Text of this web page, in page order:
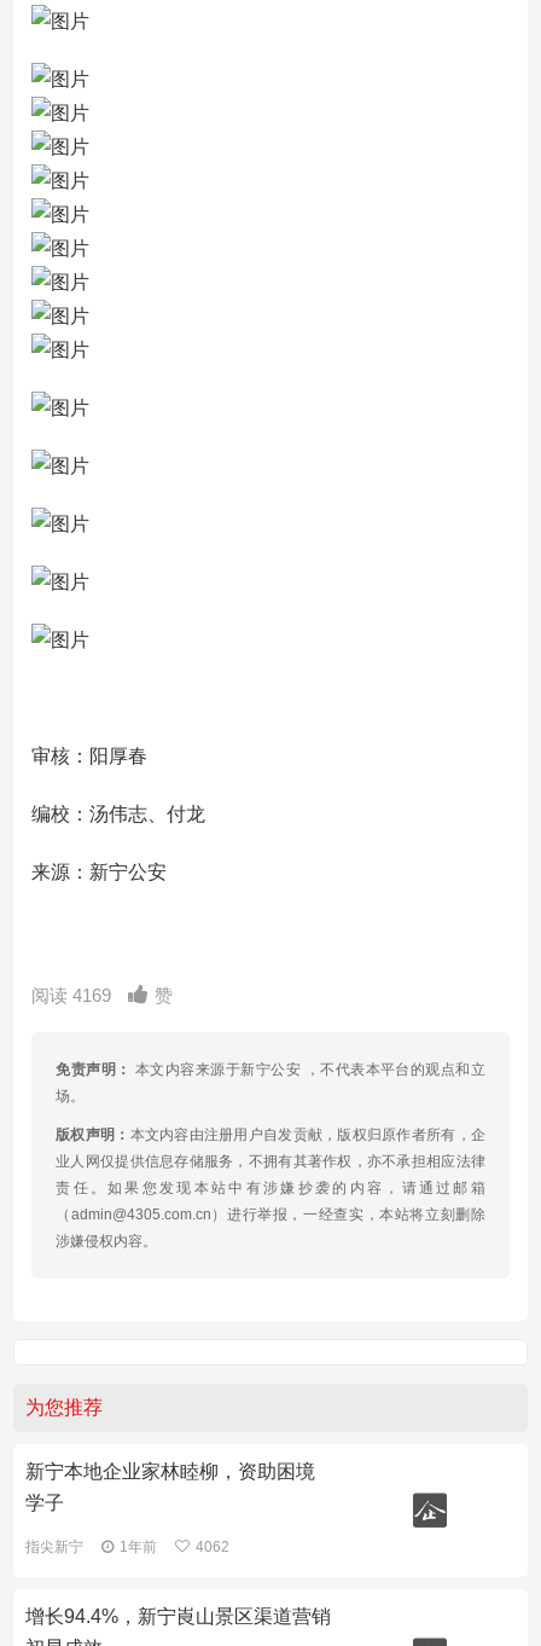
审核：阳厚春
编校：汤伟志、付龙
来源：新宁公安
阅读 4169 赞
免责声明： 本文内容来源于新宁公安 ，不代表本平台的观点和立
场。
版权声明： 本文内容由注册用户自发贡献，版权归原作者所有，企
业人网仅提供信息存储服务，不拥有其著作权，亦不承担相应法律
责任。如果您发现本站中有涉嫌抄袭的内容，请通过邮箱
（admin@4305.com.cn）进行举报，一经查实，本站将立刻删除
涉嫌侵权内容。
为您推荐
新宁本地企业家林睦柳，资助困境
学子
指尖新宁 1年前 4062
增长94.4%，新宁崀山景区渠道营销